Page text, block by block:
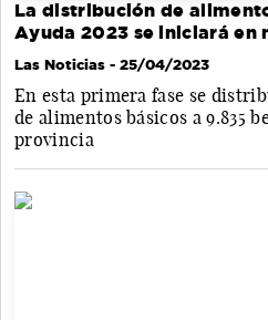
La distribución de
Ayuda 2023 se iniciará en
Las Noticias - 25/04/2023
En esta primera fase se
de alimentos básicos a 9.835
provincia